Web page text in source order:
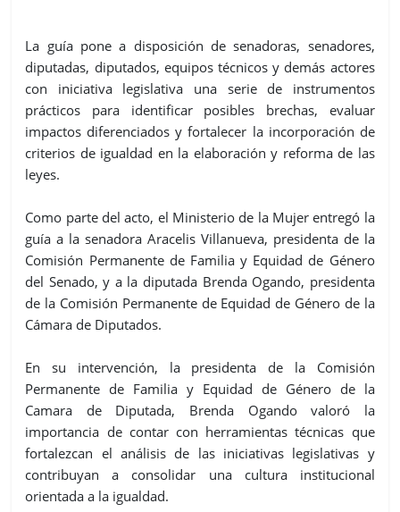
La guía pone a disposición de senadoras, senadores,
diputadas, diputados, equipos técnicos y demás actores
con iniciativa legislativa una serie de instrumentos
prácticos para identificar posibles brechas, evaluar
impactos diferenciados y fortalecer la incorporación de
criterios de igualdad en la elaboración y reforma de las
leyes.
Como parte del acto, el Ministerio de la Mujer entregó la
guía a la senadora Aracelis Villanueva, presidenta de la
Comisión Permanente de Familia y Equidad de Género
del Senado, y a la diputada Brenda Ogando, presidenta
de la Comisión Permanente de Equidad de Género de la
Cámara de Diputados.
En su intervención, la presidenta de la Comisión
Permanente de Familia y Equidad de Género de la
Camara de Diputada, Brenda Ogando valoró la
importancia de contar con herramientas técnicas que
fortalezcan el análisis de las iniciativas legislativas y
contribuyan a consolidar una cultura institucional
orientada a la igualdad.